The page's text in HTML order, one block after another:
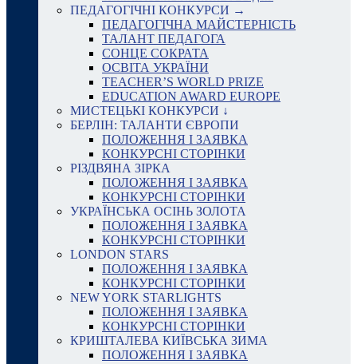
ПЕДАГОГІЧНІ КОНКУРСИ →
ПЕДАГОГІЧНА МАЙСТЕРНІСТЬ
ТАЛАНТ ПЕДАГОГА
СОНЦЕ СОКРАТА
ОСВІТА УКРАЇНИ
TEACHER’S WORLD PRIZE
EDUCATION AWARD EUROPE
МИСТЕЦЬКІ КОНКУРСИ ↓
БЕРЛІН: ТАЛАНТИ ЄВРОПИ
ПОЛОЖЕННЯ І ЗАЯВКА
КОНКУРСНІ СТОРІНКИ
РІЗДВЯНА ЗІРКА
ПОЛОЖЕННЯ І ЗАЯВКА
КОНКУРСНІ СТОРІНКИ
УКРАЇНСЬКА ОСІНЬ ЗОЛОТА
ПОЛОЖЕННЯ І ЗАЯВКА
КОНКУРСНІ СТОРІНКИ
LONDON STARS
ПОЛОЖЕННЯ І ЗАЯВКА
КОНКУРСНІ СТОРІНКИ
NEW YORK STARLIGHTS
ПОЛОЖЕННЯ І ЗАЯВКА
КОНКУРСНІ СТОРІНКИ
КРИШТАЛЕВА КИЇВСЬКА ЗИМА
ПОЛОЖЕННЯ І ЗАЯВКА